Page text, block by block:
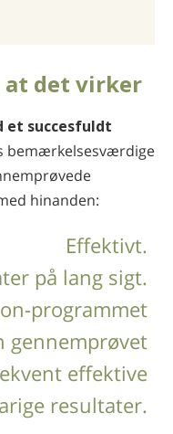
at det virker
et succesfuldt
bemærkelses­værdige
hinanden:
Effektivt.
på lang sigt.
programmet
gennemprøvet
effektive
resultater.